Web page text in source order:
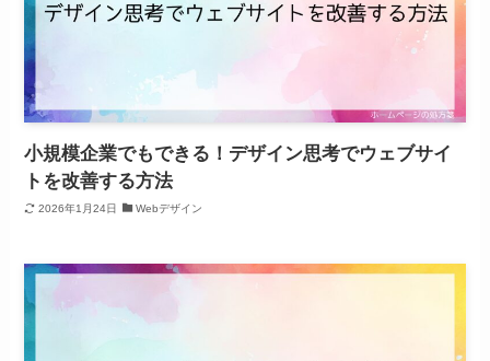
小規模企業でもできる！デザイン思考でウェブサイ
トを改善する方法
2026年1月24日 Webデザイン